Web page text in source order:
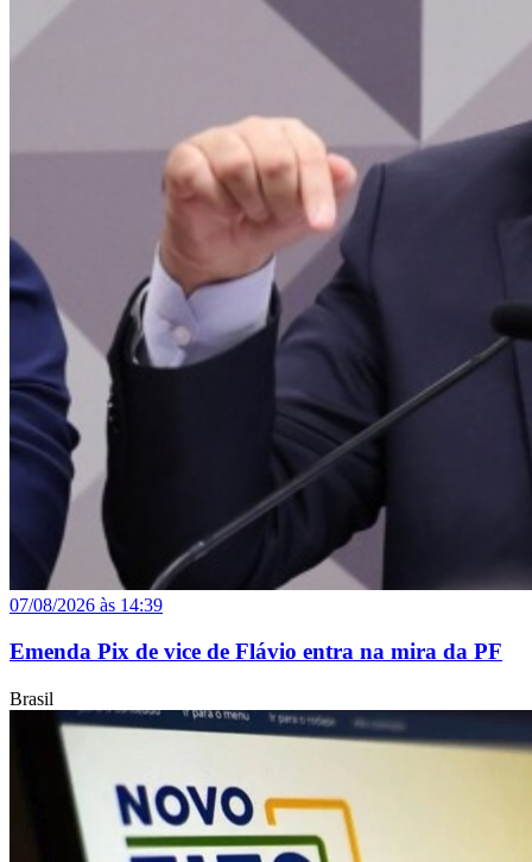
07/08/2026 às 14:39
Emenda Pix de vice de Flávio entra na mira da PF
Brasil